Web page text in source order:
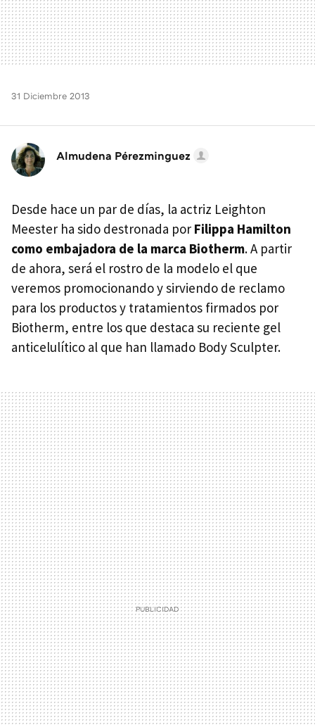
31 Diciembre 2013
Almudena Pérezminguez
Desde hace un par de días, la actriz Leighton
Meester ha sido destronada por Filippa Hamilton
como embajadora de la marca Biotherm. A partir
de ahora, será el rostro de la modelo el que
veremos promocionando y sirviendo de reclamo
para los productos y tratamientos firmados por
Biotherm, entre los que destaca su reciente gel
anticelulítico al que han llamado Body Sculpter.